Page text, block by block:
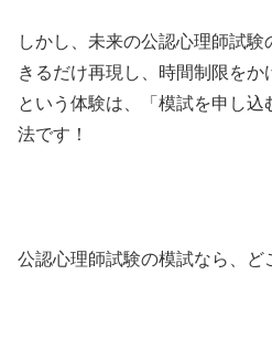
しかし、未来の公認心理師試
きるだけ再現し、時間制限をか
という体験は、「模試を申し
法です！
公認心理師試験の模試なら、ど